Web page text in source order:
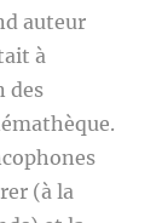
auteur
à
des
(à la